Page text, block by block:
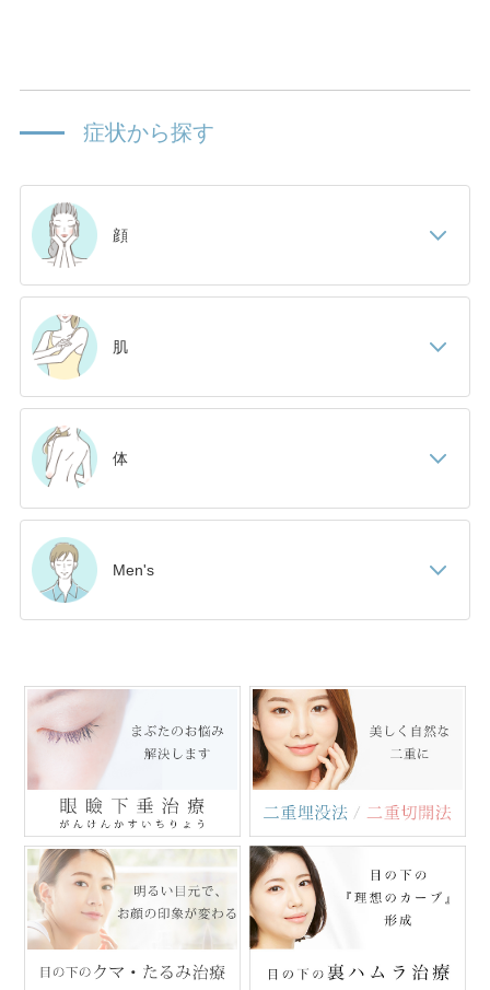
症状から探す
顔
肌
体
Men's